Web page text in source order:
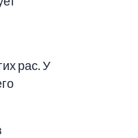
рас. У